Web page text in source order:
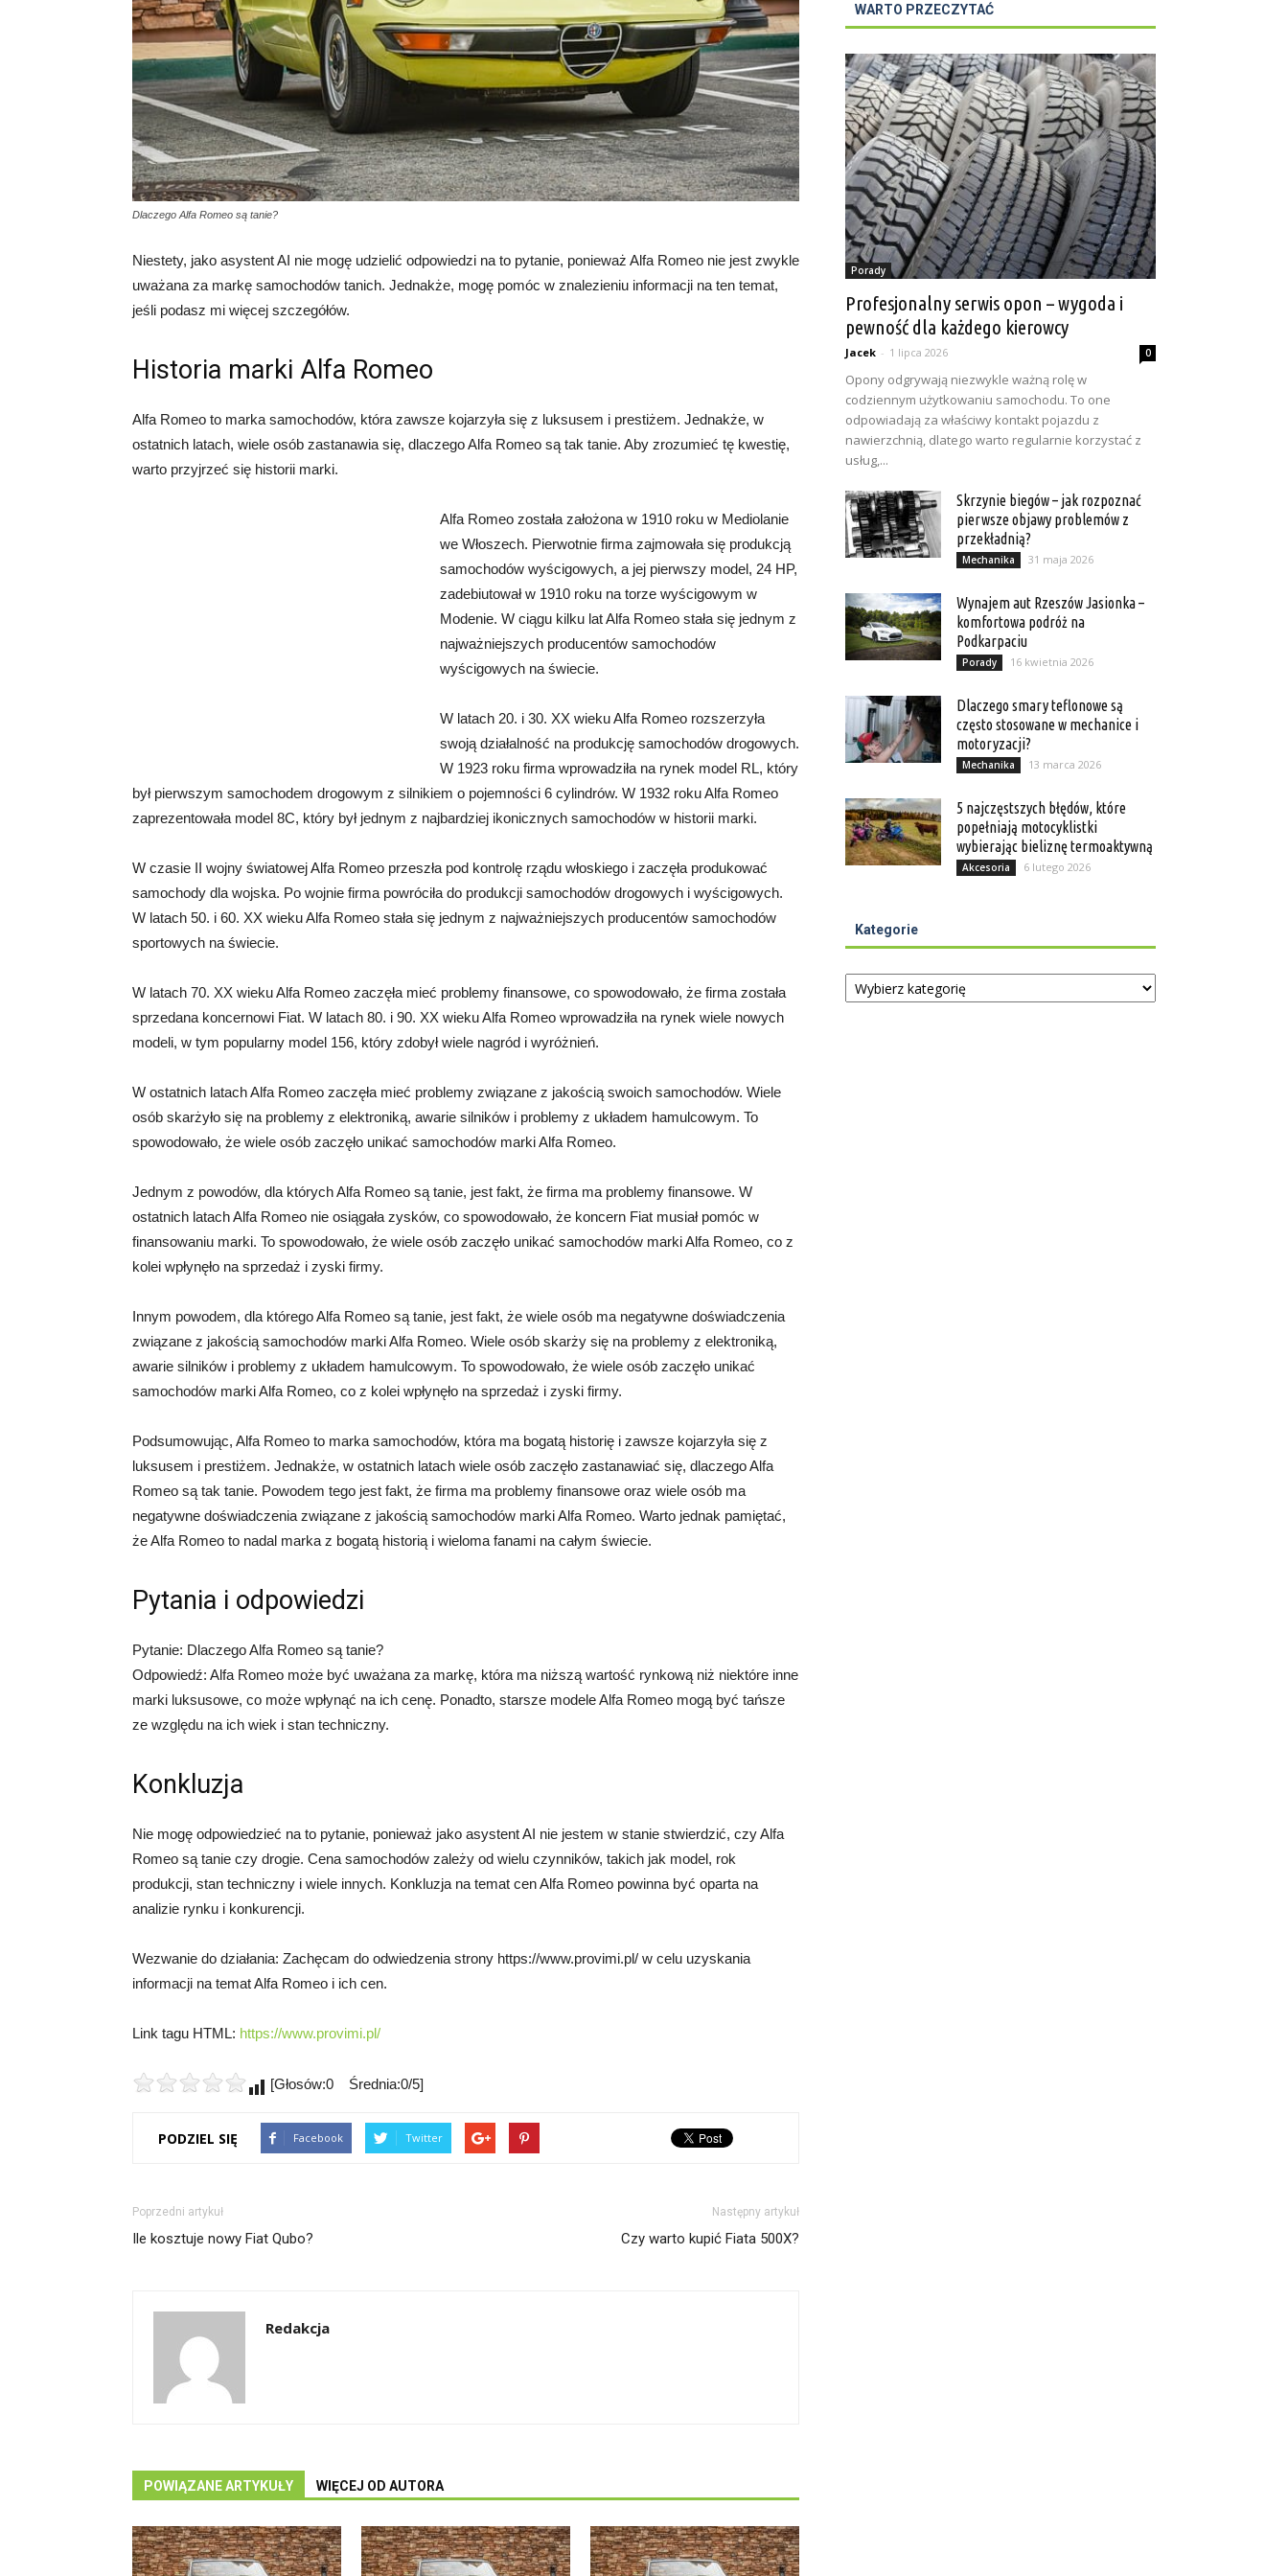
Dlaczego Alfa Romeo są tanie?
Niestety, jako asystent AI nie mogę udzielić odpowiedzi na to pytanie, ponieważ Alfa Romeo nie jest zwykle
uważana za markę samochodów tanich. Jednakże, mogę pomóc w znalezieniu informacji na ten temat,
jeśli podasz mi więcej szczegółów.
Historia marki Alfa Romeo
Alfa Romeo to marka samochodów, która zawsze kojarzyła się z luksusem i prestiżem. Jednakże, w
ostatnich latach, wiele osób zastanawia się, dlaczego Alfa Romeo są tak tanie. Aby zrozumieć tę kwestię,
warto przyjrzeć się historii marki.
Alfa Romeo została założona w 1910 roku w Mediolanie
we Włoszech. Pierwotnie firma zajmowała się produkcją
samochodów wyścigowych, a jej pierwszy model, 24 HP,
zadebiutował w 1910 roku na torze wyścigowym w
Modenie. W ciągu kilku lat Alfa Romeo stała się jednym z
najważniejszych producentów samochodów
wyścigowych na świecie.
W latach 20. i 30. XX wieku Alfa Romeo rozszerzyła
swoją działalność na produkcję samochodów drogowych.
W 1923 roku firma wprowadziła na rynek model RL, który
był pierwszym samochodem drogowym z silnikiem o pojemności 6 cylindrów. W 1932 roku Alfa Romeo
zaprezentowała model 8C, który był jednym z najbardziej ikonicznych samochodów w historii marki.
W czasie II wojny światowej Alfa Romeo przeszła pod kontrolę rządu włoskiego i zaczęła produkować
samochody dla wojska. Po wojnie firma powróciła do produkcji samochodów drogowych i wyścigowych.
W latach 50. i 60. XX wieku Alfa Romeo stała się jednym z najważniejszych producentów samochodów
sportowych na świecie.
W latach 70. XX wieku Alfa Romeo zaczęła mieć problemy finansowe, co spowodowało, że firma została
sprzedana koncernowi Fiat. W latach 80. i 90. XX wieku Alfa Romeo wprowadziła na rynek wiele nowych
modeli, w tym popularny model 156, który zdobył wiele nagród i wyróżnień.
W ostatnich latach Alfa Romeo zaczęła mieć problemy związane z jakością swoich samochodów. Wiele
osób skarżyło się na problemy z elektroniką, awarie silników i problemy z układem hamulcowym. To
spowodowało, że wiele osób zaczęło unikać samochodów marki Alfa Romeo.
Jednym z powodów, dla których Alfa Romeo są tanie, jest fakt, że firma ma problemy finansowe. W
ostatnich latach Alfa Romeo nie osiągała zysków, co spowodowało, że koncern Fiat musiał pomóc w
finansowaniu marki. To spowodowało, że wiele osób zaczęło unikać samochodów marki Alfa Romeo, co z
kolei wpłynęło na sprzedaż i zyski firmy.
Innym powodem, dla którego Alfa Romeo są tanie, jest fakt, że wiele osób ma negatywne doświadczenia
związane z jakością samochodów marki Alfa Romeo. Wiele osób skarży się na problemy z elektroniką,
awarie silników i problemy z układem hamulcowym. To spowodowało, że wiele osób zaczęło unikać
samochodów marki Alfa Romeo, co z kolei wpłynęło na sprzedaż i zyski firmy.
Podsumowując, Alfa Romeo to marka samochodów, która ma bogatą historię i zawsze kojarzyła się z
luksusem i prestiżem. Jednakże, w ostatnich latach wiele osób zaczęło zastanawiać się, dlaczego Alfa
Romeo są tak tanie. Powodem tego jest fakt, że firma ma problemy finansowe oraz wiele osób ma
negatywne doświadczenia związane z jakością samochodów marki Alfa Romeo. Warto jednak pamiętać,
że Alfa Romeo to nadal marka z bogatą historią i wieloma fanami na całym świecie.
Pytania i odpowiedzi
Pytanie: Dlaczego Alfa Romeo są tanie?
Odpowiedź: Alfa Romeo może być uważana za markę, która ma niższą wartość rynkową niż niektóre inne
marki luksusowe, co może wpłynąć na ich cenę. Ponadto, starsze modele Alfa Romeo mogą być tańsze
ze względu na ich wiek i stan techniczny.
Konkluzja
Nie mogę odpowiedzieć na to pytanie, ponieważ jako asystent AI nie jestem w stanie stwierdzić, czy Alfa
Romeo są tanie czy drogie. Cena samochodów zależy od wielu czynników, takich jak model, rok
produkcji, stan techniczny i wiele innych. Konkluzja na temat cen Alfa Romeo powinna być oparta na
analizie rynku i konkurencji.
Wezwanie do działania: Zachęcam do odwiedzenia strony https://www.provimi.pl/ w celu uzyskania
informacji na temat Alfa Romeo i ich cen.
Link tagu HTML: https://www.provimi.pl/
[Głosów:0 Średnia:0/5]
PODZIEL SIĘ Facebook Twitter
Poprzedni artykuł
Ile kosztuje nowy Fiat Qubo?
Następny artykuł
Czy warto kupić Fiata 500X?
Redakcja
POWIĄZANE ARTYKUŁY WIĘCEJ OD AUTORA
WARTO PRZECZYTAĆ
Porady
Profesjonalny serwis opon – wygoda i
pewność dla każdego kierowcy
Jacek - 1 lipca 2026 0
Opony odgrywają niezwykle ważną rolę w
codziennym użytkowaniu samochodu. To one
odpowiadają za właściwy kontakt pojazdu z
nawierzchnią, dlatego warto regularnie korzystać z
usług,...
Skrzynie biegów – jak rozpoznać
pierwsze objawy problemów z
przekładnią?
Mechanika 31 maja 2026
Wynajem aut Rzeszów Jasionka –
komfortowa podróż na
Podkarpaciu
Porady 16 kwietnia 2026
Dlaczego smary teflonowe są
często stosowane w mechanice i
motoryzacji?
Mechanika 13 marca 2026
5 najczęstszych błędów, które
popełniają motocyklistki
wybierając bieliznę termoaktywną
Akcesoria 6 lutego 2026
Kategorie
Kategorie